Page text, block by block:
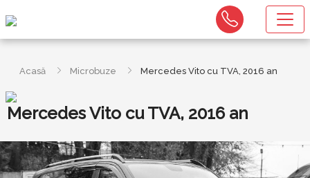
Acasă Microbuze Mercedes Vito cu TVA, 2016 an
Mercedes Vito cu TVA, 2016 an